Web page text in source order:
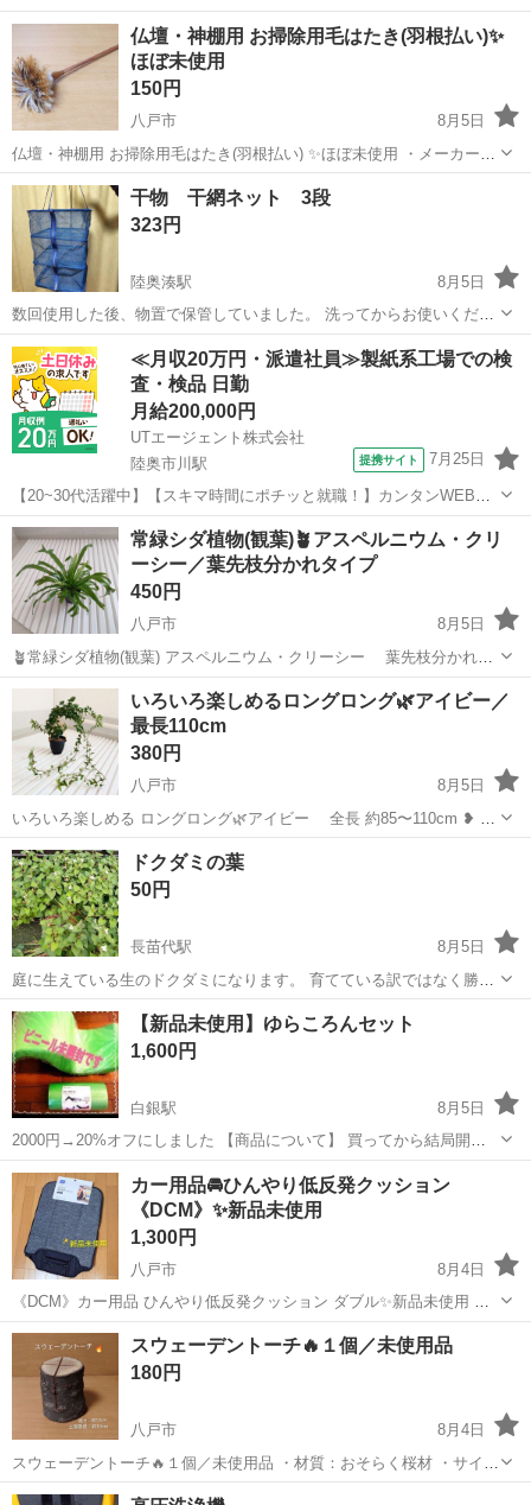
仏壇・神棚用 お掃除用毛はたき(羽根払い)✨
ほぼ未使用
150円
八戸市
8月5日
仏壇・神棚用 お掃除用毛はたき(羽根払い) ✨ほぼ未使用 ・メーカー､
材質不明 水鳥などの羽根かと思います ・全長：約 35cm 羽根先端
青森 八戸市 その他 羽根
干物 干網ネット 3段
323円
陸奥湊駅
8月5日
数回使用した後、物置で保管していました。 洗ってからお使いくださ
い。
青森 八戸市 陸奥湊駅 その他
≪月収20万円・派遣社員≫製紙系工場での検
査・検品 日勤
月給200,000円
UTエージェント株式会社
陸奥市川駅
提携サイト 7月25日
【20~30代活躍中】【スキマ時間にポチッと就職！】カンタンWEB登
録でらくらく転職活動！【紹介予定派遣】大手製紙メーカーの子会社
で測定など◎未経験可！日勤＆土日祝休み♪残業ほぼナシ☆《JZDZ1-
AC》 詳細情報 ＜製紙...
青森 八戸市 陸奥市川駅 その他
常緑シダ植物(観葉)🪴アスペルニウム・クリ
ーシー／葉先枝分かれタイプ
450円
八戸市
8月5日
🪴常緑シダ植物(観葉) アスペルニウム・クリーシー 葉先枝分かれタ
イプ ⚠ サイズ重視で手近な鉢に植え替えしており、オシャレではあり
ません！ ⚠ 所々葉先茶色、ポツッと色抜け？ありますが、全体的に元
気で中心部か...
青森 八戸市 その他
いろいろ楽しめるロングロング🌿アイビー／
最長110cm
380円
八戸市
8月5日
いろいろ楽しめる ロングロング🌿アイビー 全長 約85〜110cm ❥ 初
心者にも育てやすく、伸びた葉先をカットして空きビンやグラスに水
挿しすれば、根が出て楽しめる ❥ 若干サビありますがアレンジ用ハー
ト型ワイ...
青森 八戸市 その他
ドクダミの葉
50円
長苗代駅
8月5日
庭に生えている生のドクダミになります。 育てている訳ではなく勝手
に生えてきているものです。 祖母がお茶にして飲んでいましたので、
よく麦茶と間違えて苦い思いをしました。 干してお茶にするのが一般
的かと思いますが、加工して虫除け...
青森 八戸市 長苗代駅 その他
【新品未使用】ゆらころんセット
1,600円
白銀駅
8月5日
2000円→20%オフにしました 【商品について】 買ってから結局開け
てもいません 使ってくださる方おりましたら！ ※外箱はありません
【公式ホームページ】 https://www.shopjapan.co.jp/rev...
青森 八戸市 白銀駅 その他
カー用品🚘️ひんやり低反発クッション
《DCM》✨新品未使用
1,300円
八戸市
8月4日
《DCM》カー用品 ひんやり低反発クッション ダブル✨新品未使用 ⚠
未開封のため画像では２つ折りですが『背もたれ＆座面』の商品で
す！ ・DCM株式会社 品番：1156403 JANコード：4573...
青森 八戸市 その他 DCM
スウェーデントーチ🔥１個／未使用品
180円
八戸市
8月4日
スウェーデントーチ🔥１個／未使用品 ・材質：おそらく桜材 ・サイズ
(投稿者採寸のため誤差あり) 上部直径：約 10cm 高さ：約
青森 八戸市 その他